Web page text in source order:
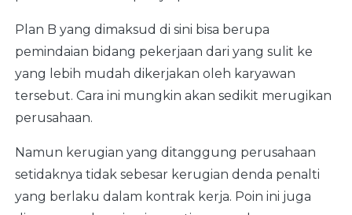
Plan B yang dimaksud di sini bisa berupa
pemindaian bidang pekerjaan dari yang sulit ke
yang lebih mudah dikerjakan oleh karyawan
tersebut. Cara ini mungkin akan sedikit merugikan
perusahaan.
Namun kerugian yang ditanggung perusahaan
setidaknya tidak sebesar kerugian denda penalti
yang berlaku dalam kontrak kerja. Poin ini juga